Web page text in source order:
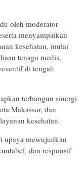
oleh moderator
menyampaikan
kesehatan, mulai
tenaga medis,
di tengah
terbangun sinergi
Makassar, dan
kesehatan.
upaya mewujudkan
dan responsif